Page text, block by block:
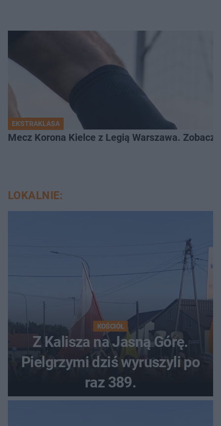
EKSTRAKLASA
Mecz Korona Kielce z Legią Warszawa. Zobacz
LOKALNIE:
KOŚCIÓŁ
Z Kalisza na Jasną Górę.
Pielgrzymi dziś wyruszyli po
raz 389.